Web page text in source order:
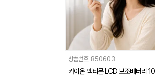
상품번호 850603
카이온 액티몬 LCD 보조배터리